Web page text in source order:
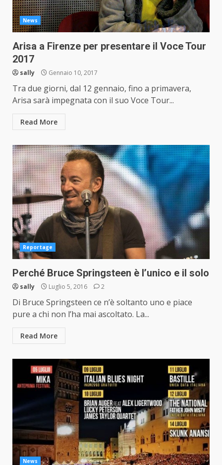
News
Arisa a Firenze per presentare il Voce Tour
2017
sally Gennaio 10, 2017
Tra due giorni, dal 12 gennaio, fino a primavera,
Arisa sarà impegnata con il suo Voce Tour...
Read More
Reportage
Perché Bruce Springsteen è l’unico e il solo
sally Luglio 5, 2016 2
Di Bruce Springsteen ce n’è soltanto uno e piace
pure a chi non l’ha mai ascoltato. La...
Read More
News